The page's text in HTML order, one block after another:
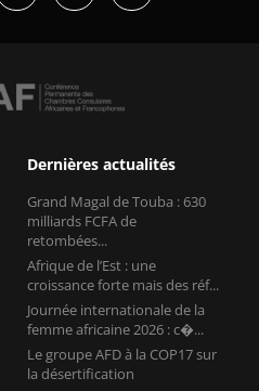
Dernières actualités
Grand Magal de Touba : 630
milliards FCFA de
retombées...
Afrique de l’Est : une
croissance forte mais des réf...
Journée internationale de la
femme africaine 2026 : c�...
Le groupe AFD à la COP17 sur
la désertification